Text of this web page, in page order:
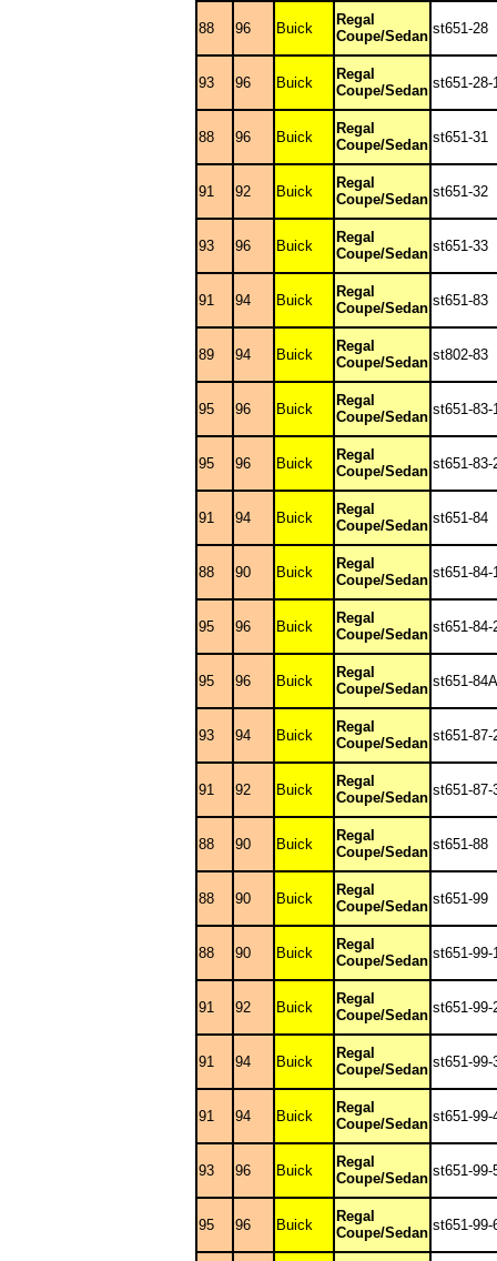
88 96 Buick
Regal
Coupe/Sedan st651-28
93 96 Buick
Regal
Coupe/Sedan st651-28-
88 96 Buick
Regal
Coupe/Sedan st651-31
91 92 Buick
Regal
Coupe/Sedan st651-32
93 96 Buick
Regal
Coupe/Sedan st651-33
91 94 Buick
Regal
Coupe/Sedan st651-83
89 94 Buick
Regal
Coupe/Sedan st802-83
95 96 Buick
Regal
Coupe/Sedan st651-83-
95 96 Buick
Regal
Coupe/Sedan st651-83-
91 94 Buick
Regal
Coupe/Sedan st651-84
88 90 Buick
Regal
Coupe/Sedan st651-84-
95 96 Buick
Regal
Coupe/Sedan st651-84-
95 96 Buick
Regal
Coupe/Sedan st651-84A
93 94 Buick
Regal
Coupe/Sedan st651-87-
91 92 Buick
Regal
Coupe/Sedan st651-87-
88 90 Buick
Regal
Coupe/Sedan st651-88
88 90 Buick
Regal
Coupe/Sedan st651-99
88 90 Buick
Regal
Coupe/Sedan st651-99-
91 92 Buick
Regal
Coupe/Sedan st651-99-
91 94 Buick
Regal
Coupe/Sedan st651-99-
91 94 Buick
Regal
Coupe/Sedan st651-99-
93 96 Buick
Regal
Coupe/Sedan st651-99-
95 96 Buick
Regal
Coupe/Sedan st651-99-